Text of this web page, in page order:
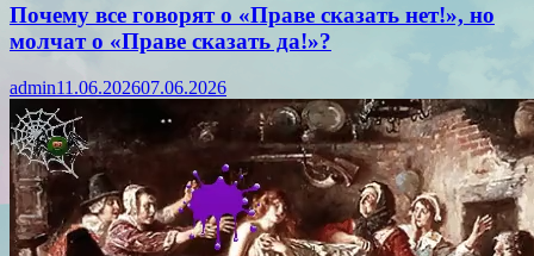
Почему все говорят о «Праве сказать нет!», но
молчат о «Праве сказать да!»?
admin11.06.202607.06.2026